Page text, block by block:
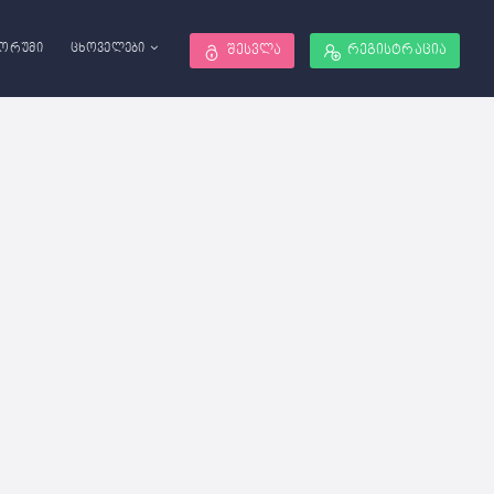
ცხოველები შესვლა რეგისტრაცია